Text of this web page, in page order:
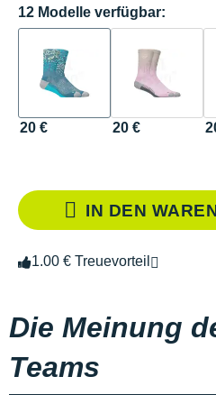
12 Modelle verfügbar:
20 € 20 €
IN DEN
1.00 € Treuevorteil
Die Meinung
Teams